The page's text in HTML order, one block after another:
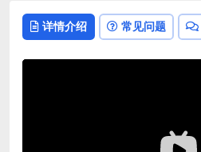
详情介绍 常见问题